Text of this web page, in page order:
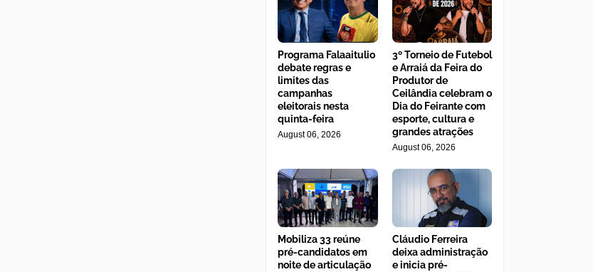
Programa Falaaitulio
debate regras e
limites das
campanhas
eleitorais nesta
quinta-feira
August 06, 2026
3º Torneio de Futebol
e Arraiá da Feira do
Produtor de
Ceilândia celebram o
Dia do Feirante com
esporte, cultura e
grandes atrações
August 06, 2026
Mobiliza 33 reúne
pré-candidatos em
noite de articulação
Cláudio Ferreira
deixa administração
e inicia pré-